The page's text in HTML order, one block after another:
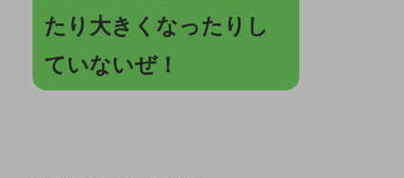
たり大きくなったりし
ていないぜ！